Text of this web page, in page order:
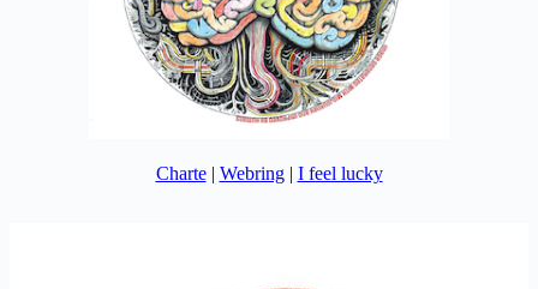
Charte| Webring| I feel lucky